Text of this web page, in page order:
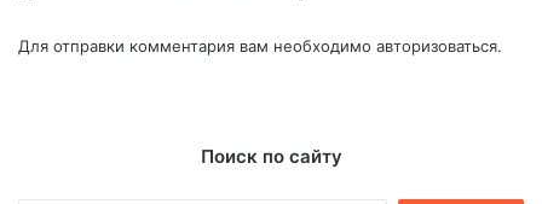
Для отправки комментария вам необходимо авторизоваться.
Поиск по сайту